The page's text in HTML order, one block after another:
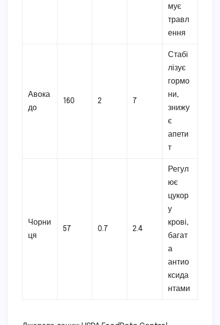
мує
травл
ення
Авока
до
160 2 7
Стабі
лізує
гормо
ни,
знижу
є
апети
т
Чорни
ця
57 0.7 2.4
Регул
ює
цукор
у
крові,
багат
а
антио
ксида
нтами